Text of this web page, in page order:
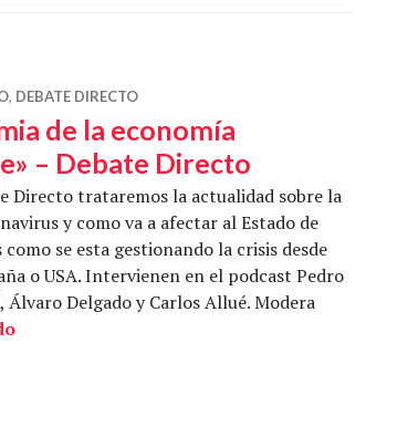
, DEBATE DIRECTO
de la economía
– Debate Directo
Directo trataremos la actualidad sobre la
y como va a afectar al Estado de
se esta gestionando la crisis desde
o USA. Intervienen en el podcast Pedro
Delgado y Carlos Allué. Modera
La epidemia de la economía «eficiente» –